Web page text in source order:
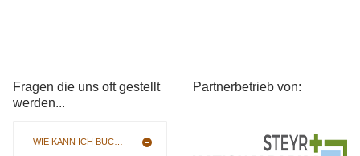
Fragen die uns oft gestellt
werden...
WIE KANN ICH BUCHEN
Partnerbetrieb von: